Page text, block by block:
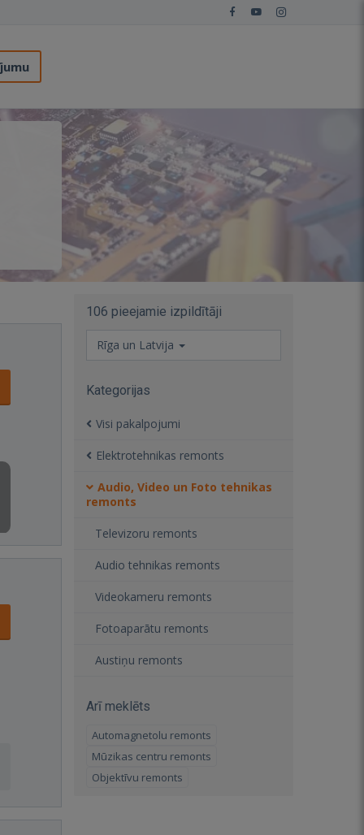
106 pieejamie izpildītāji
Rīga un Latvija
Kategorijas
Visi pakalpojumi
Elektrotehnikas remonts
Audio, Video un Foto tehnikas
remonts
Televizoru remonts
Audio tehnikas remonts
Videokameru remonts
Fotoaparātu remonts
Austiņu remonts
Arī meklēts
Automagnetolu remonts
Mūzikas centru remonts
Objektīvu remonts